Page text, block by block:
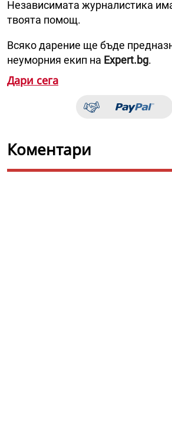
Независимата журналистика
твоята помощ.
Всяко дарение ще бъде
неуморния екип на Expert.bg.
Дари сега
Коментари